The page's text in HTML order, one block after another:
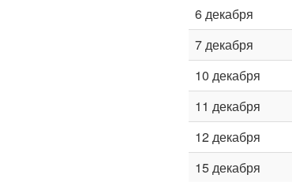
6 декабря
7 декабря
10 декабря
11 декабря
12 декабря
15 декабря